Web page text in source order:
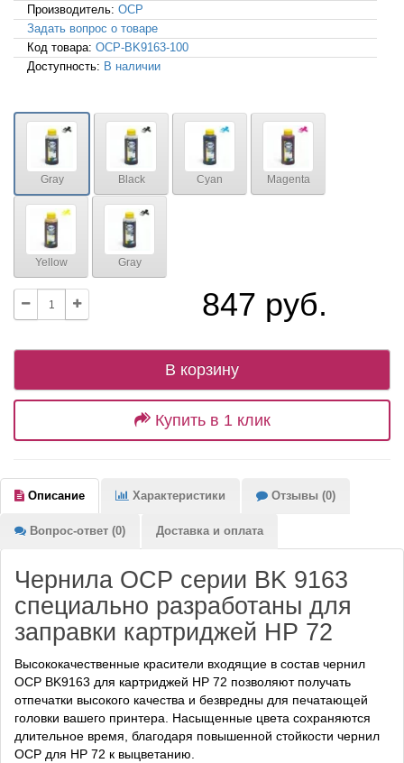
Производитель: OCP
Задать вопрос о товаре
Код товара: OCP-BK9163-100
Доступность: В наличии
Gray Black Cyan Magenta
Yellow Gray
847 руб.
В корзину
Купить в 1 клик
Описание Характеристики Отзывы (0)
Вопрос-ответ (0) Доставка и оплата
Чернила OCP серии BK 9163
специально разработаны для
заправки картриджей HP 72
Высококачественные красители входящие в состав чернил
OCP BK9163 для картриджей HP 72 позволяют получать
отпечатки высокого качества и безвредны для печатающей
головки вашего принтера. Насыщенные цвета сохраняются
длительное время, благодаря повышенной стойкости чернил
OCP для HP 72 к выцветанию.